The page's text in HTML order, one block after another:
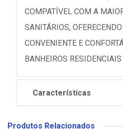
COMPATÍVEL COM A
SANITÁRIOS,
CONVENIENTE E
BANHEIROS
Características
Produtos Relacionados